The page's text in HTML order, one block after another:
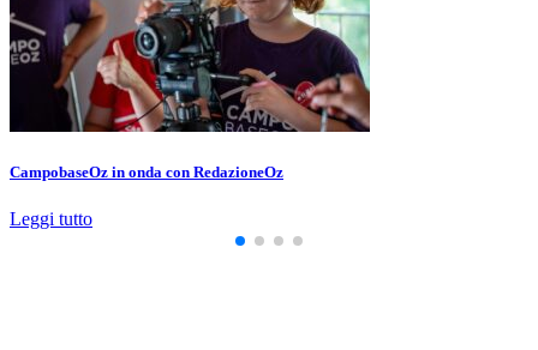
CampobaseOz in onda con RedazioneOz
Leggi tutto